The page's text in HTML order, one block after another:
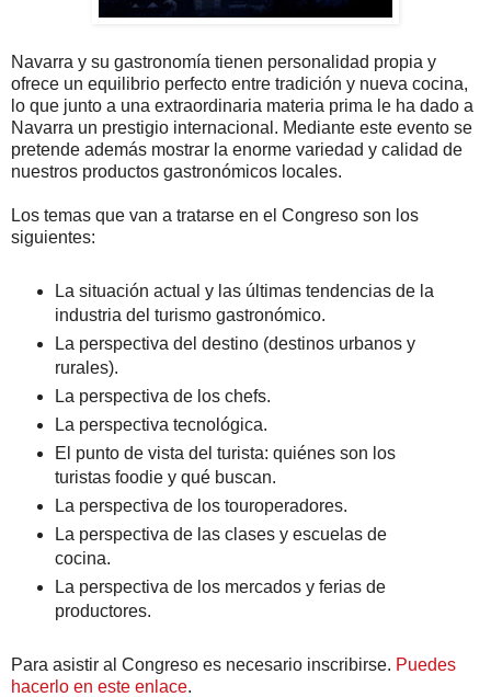
Navarra y su gastronomía tienen personalidad propia y
ofrece un equilibrio perfecto entre tradición y nueva cocina,
lo que junto a una extraordinaria materia prima le ha dado a
Navarra un prestigio internacional. Mediante este evento se
pretende además mostrar la enorme variedad y calidad de
nuestros productos gastronómicos locales.
Los temas que van a tratarse en el Congreso son los
siguientes:
La situación actual y las últimas tendencias de la
industria del turismo gastronómico.
La perspectiva del destino (destinos urbanos y
rurales).
La perspectiva de los chefs.
La perspectiva tecnológica.
El punto de vista del turista: quiénes son los
turistas foodie y qué buscan.
La perspectiva de los touroperadores.
La perspectiva de las clases y escuelas de
cocina.
La perspectiva de los mercados y ferias de
productores.
Para asistir al Congreso es necesario inscribirse. Puedes
hacerlo en este enlace.